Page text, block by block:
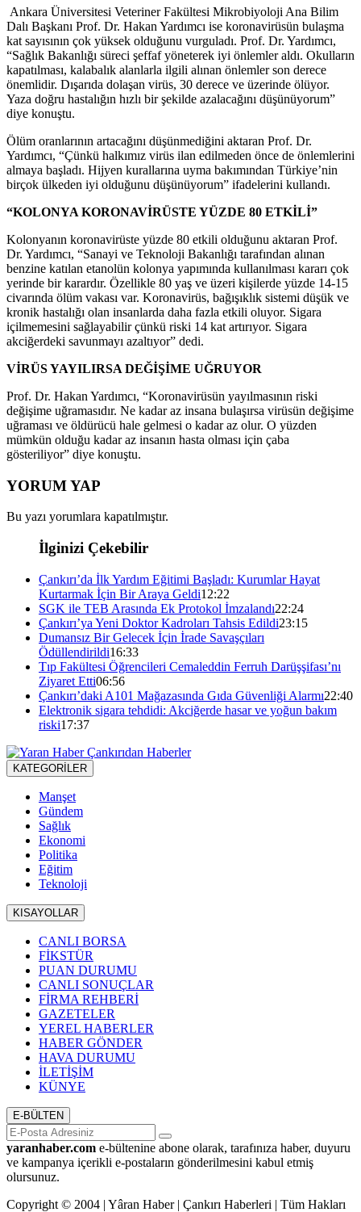
Ankara Üniversitesi Veteriner Fakültesi Mikrobiyoloji Ana Bilim
Dalı Başkanı Prof. Dr. Hakan Yardımcı ise koronavirüsün bulaşma
kat sayısının çok yüksek olduğunu vurguladı. Prof. Dr. Yardımcı,
“Sağlık Bakanlığı süreci şeffaf yöneterek iyi önlemler aldı. Okulların
kapatılması, kalabalık alanlarla ilgili alınan önlemler son derece
önemlidir. Dışarıda dolaşan virüs, 30 derece ve üzerinde ölüyor.
Yaza doğru hastalığın hızlı bir şekilde azalacağını düşünüyorum”
diye konuştu.
Ölüm oranlarının artacağını düşünmediğini aktaran Prof. Dr.
Yardımcı, “Çünkü halkımız virüs ilan edilmeden önce de önlemlerini
almaya başladı. Hijyen kurallarına uyma bakımından Türkiye’nin
birçok ülkeden iyi olduğunu düşünüyorum” ifadelerini kullandı.
“KOLONYA KORONAVİRÜSTE YÜZDE 80 ETKİLİ”
Kolonyanın koronavirüste yüzde 80 etkili olduğunu aktaran Prof.
Dr. Yardımcı, “Sanayi ve Teknoloji Bakanlığı tarafından alınan
benzine katılan etanolün kolonya yapımında kullanılması kararı çok
yerinde bir karardır. Özellikle 80 yaş ve üzeri kişilerde yüzde 14-15
civarında ölüm vakası var. Koronavirüs, bağışıklık sistemi düşük ve
kronik hastalığı olan insanlarda daha fazla etkili oluyor. Sigara
içilmemesini sağlayabilir çünkü riski 14 kat artırıyor. Sigara
akciğerdeki savunmayı azaltıyor” dedi.
VİRÜS YAYILIRSA DEĞİŞİME UĞRUYOR
Prof. Dr. Hakan Yardımcı, “Koronavirüsün yayılmasının riski
değişime uğramasıdır. Ne kadar az insana bulaşırsa virüsün değişime
uğraması ve öldürücü hale gelmesi o kadar az olur. O yüzden
mümkün olduğu kadar az insanın hasta olması için çaba
gösteriliyor” diye konuştu.
YORUM YAP
Bu yazı yorumlara kapatılmıştır.
İlginizi Çekebilir
Çankırı’da İlk Yardım Eğitimi Başladı: Kurumlar Hayat
Kurtarmak İçin Bir Araya Geldi12:22
SGK ile TEB Arasında Ek Protokol İmzalandı22:24
Çankırı’ya Yeni Doktor Kadroları Tahsis Edildi23:15
Dumansız Bir Gelecek İçin İrade Savaşçıları
Ödüllendirildi16:33
Tıp Fakültesi Öğrencileri Cemaleddin Ferruh Darüşşifası’nı
Ziyaret Etti06:56
Çankırı’daki A101 Mağazasında Gıda Güvenliği Alarmı22:40
Elektronik sigara tehdidi: Akciğerde hasar ve yoğun bakım
riski17:37
KATEGORİLER
Manşet
Gündem
Sağlık
Ekonomi
Politika
Eğitim
Teknoloji
KISAYOLLAR
CANLI BORSA
FİKSTÜR
PUAN DURUMU
CANLI SONUÇLAR
FİRMA REHBERİ
GAZETELER
YEREL HABERLER
HABER GÖNDER
HAVA DURUMU
İLETİŞİM
KÜNYE
E-BÜLTEN
yaranhaber.com e-bültenine abone olarak, tarafınıza haber, duyuru
ve kampanya içerikli e-postaların gönderilmesini kabul etmiş
olursunuz.
Copyright © 2004 | Yâran Haber | Çankırı Haberleri | Tüm Hakları